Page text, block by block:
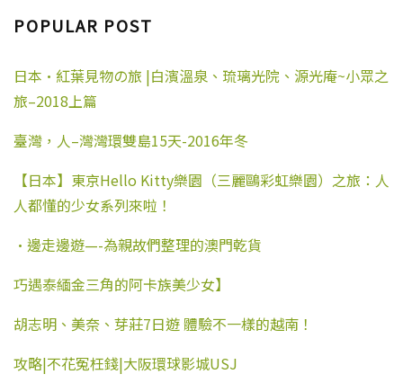
POPULAR POST
日本·紅葉見物の旅 |白濱溫泉、琉璃光院、源光庵~小眾之
旅–2018上篇
臺灣，人–灣灣環雙島15天-2016年冬
【日本】東京Hello Kitty樂園（三麗鷗彩虹樂園）之旅：人
人都懂的少女系列來啦！
·邊走邊遊—-為親故們整理的澳門乾貨
巧遇泰緬金三角的阿卡族美少女】
胡志明、美奈、芽莊7日遊 體驗不一樣的越南！
攻略|不花冤枉錢|大阪環球影城USJ